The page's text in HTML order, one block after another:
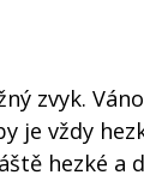
zvyk.
je vždy
hezké a